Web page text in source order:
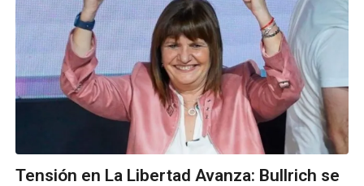
Tensión en La Libertad Avanza: Bullrich se